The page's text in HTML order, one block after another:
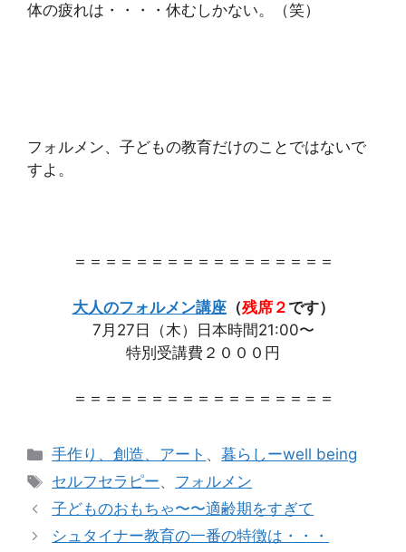
体の疲れは・・・・休むしかない。（笑）
フォルメン、子どもの教育だけのことではないで
すよ。
＝＝＝＝＝＝＝＝＝＝＝＝＝＝＝＝＝
大人のフォルメン講座（残席２です）
7月27日（木）日本時間21:00〜
特別受講費２０００円
＝＝＝＝＝＝＝＝＝＝＝＝＝＝＝＝＝
カ
テ
リ
ー
手作り、創造、アート 、暮らしーwell being
タ
グ
セルフセラピー、 フォルメン
子どものおもちゃ〜〜適齢期をすぎて
シュタイナー教育の一番の特徴は・・・